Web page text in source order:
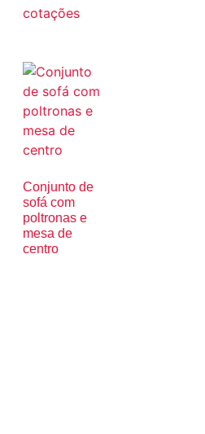
cotações
Conjunto de
sofá com
poltronas e
mesa de
centro